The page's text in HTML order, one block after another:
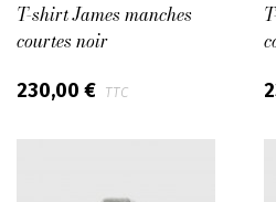
T-shirt James manches
courtes noir
230,00 € TTC